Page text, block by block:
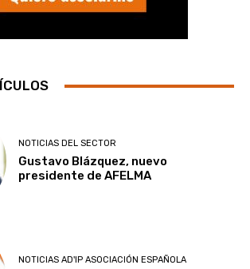
NOTICIAS DEL SECTOR
Gustavo Blázquez, nuevo
presidente de AFELMA
NOTICIAS AD'IP ASOCIACIÓN ESPAÑOLA